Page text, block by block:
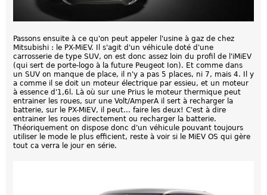
Passons ensuite à ce qu'on peut appeler l'usine à gaz de chez
Mitsubishi : le PX-MiEV. Il s'agit d'un véhicule doté d'une
carrosserie de type SUV, on est donc assez loin du profil de l'iMiEV
(qui sert de porte-logo à la future Peugeot Ion). Et comme dans
un SUV on manque de place, il n'y a pas 5 places, ni 7, mais 4. Il y
a comme il se doit un moteur électrique par essieu, et un moteur
à essence d'1,6l. Là où sur une Prius le moteur thermique peut
entrainer les roues, sur une Volt/AmperA il sert à recharger la
batterie, sur le PX-MiEV, il peut... faire les deux! C'est à dire
entrainer les roues directement ou recharger la batterie.
Théoriquement on dispose donc d'un véhicule pouvant toujours
utiliser le mode le plus efficient, reste à voir si le MiEV OS qui gère
tout ca verra le jour en série.